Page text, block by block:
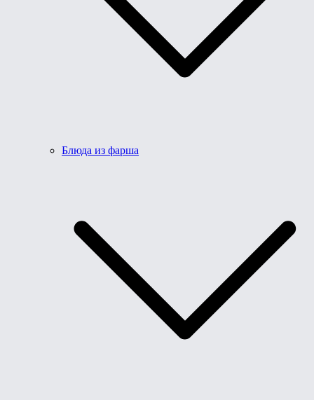
Блюда из фарша